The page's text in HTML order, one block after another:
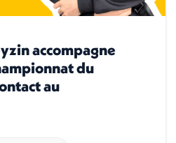
accompagne
du
au